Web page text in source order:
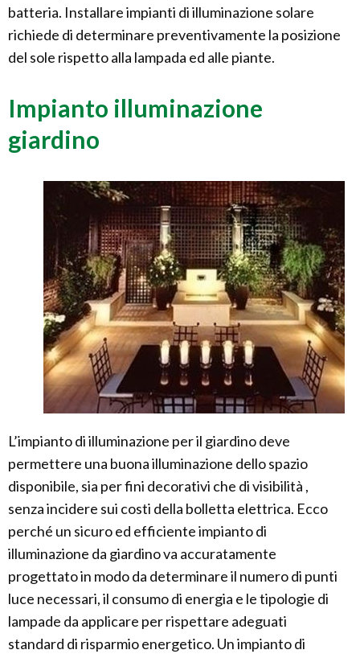
batteria. Installare impianti di illuminazione solare
richiede di determinare preventivamente la posizione
del sole rispetto alla lampada ed alle piante.
Impianto illuminazione
giardino
L’impianto di illuminazione per il giardino deve
permettere una buona illuminazione dello spazio
disponibile, sia per fini decorativi che di visibilità ,
senza incidere sui costi della bolletta elettrica. Ecco
perché un sicuro ed efficiente impianto di
illuminazione da giardino va accuratamente
progettato in modo da determinare il numero di punti
luce necessari, il consumo di energia e le tipologie di
lampade da applicare per rispettare adeguati
standard di risparmio energetico. Un impianto di